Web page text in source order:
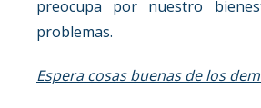
preocupa por nuestro
problemas.
Espera cosas buenas de los